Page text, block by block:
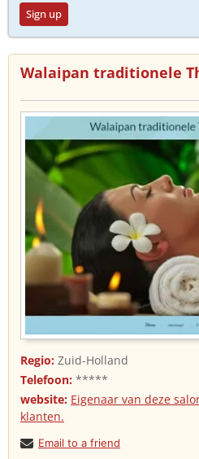
Sign up
Walaipan traditionele
Regio: Zuid-Holland
Telefoon: *****
website: Eigenaar van deze
klanten.
Email to a friend